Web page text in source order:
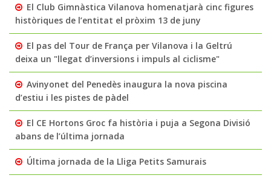
El Club Gimnàstica Vilanova homenatjarà cinc figures
històriques de l’entitat el pròxim 13 de juny
El pas del Tour de França per Vilanova i la Geltrú
deixa un "llegat d’inversions i impuls al ciclisme"
Avinyonet del Penedès inaugura la nova piscina
d’estiu i les pistes de pàdel
El CE Hortons Groc fa història i puja a Segona Divisió
abans de l’última jornada
Última jornada de la Lliga Petits Samurais